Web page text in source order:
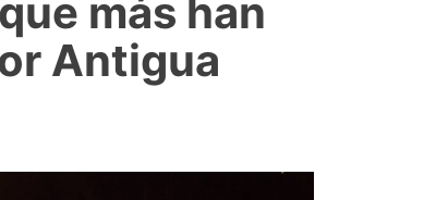
más han
Antigua